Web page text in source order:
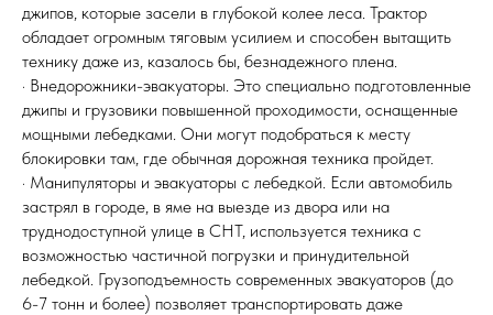
джипов, которые засели в глубокой колее леса. Трактор
обладает огромным тяговым усилием и способен вытащить
технику даже из, казалось бы, безнадежного плена.
· Внедорожники-эвакуаторы. Это специально подготовленные
джипы и грузовики повышенной проходимости, оснащенные
мощными лебедками. Они могут подобраться к месту
блокировки там, где обычная дорожная техника пройдет.
· Манипуляторы и эвакуаторы с лебедкой. Если автомобиль
застрял в городе, в яме на выезде из двора или на
труднодоступной улице в СНТ, используется техника с
возможностью частичной погрузки и принудительной
лебедкой. Грузоподъемность современных эвакуаторов (до
6-7 тонн и более) позволяет транспортировать даже